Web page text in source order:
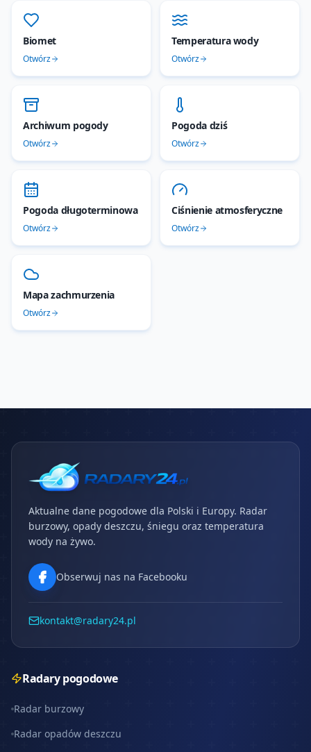
Biomet
Otwórz
Temperatura wody
Otwórz
Archiwum pogody
Otwórz
Pogoda dziś
Otwórz
Pogoda długoterminowa
Otwórz
Ciśnienie atmosferyczne
Otwórz
Mapa zachmurzenia
Otwórz
Aktualne dane pogodowe dla Polski i Europy. Radar
burzowy, opady deszczu, śniegu oraz temperatura
wody na żywo.
Obserwuj nas na Facebooku
kontakt@radary24.pl
Radary pogodowe
Radar burzowy
Radar opadów deszczu